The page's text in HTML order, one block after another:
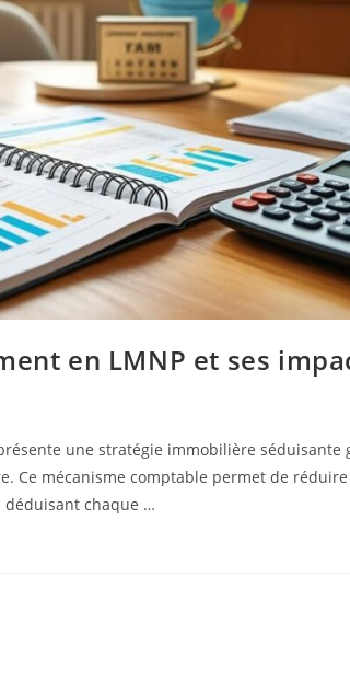
en LMNP et ses
une stratégie immobilière séduisante
Ce mécanisme comptable permet de réduire
déduisant chaque …